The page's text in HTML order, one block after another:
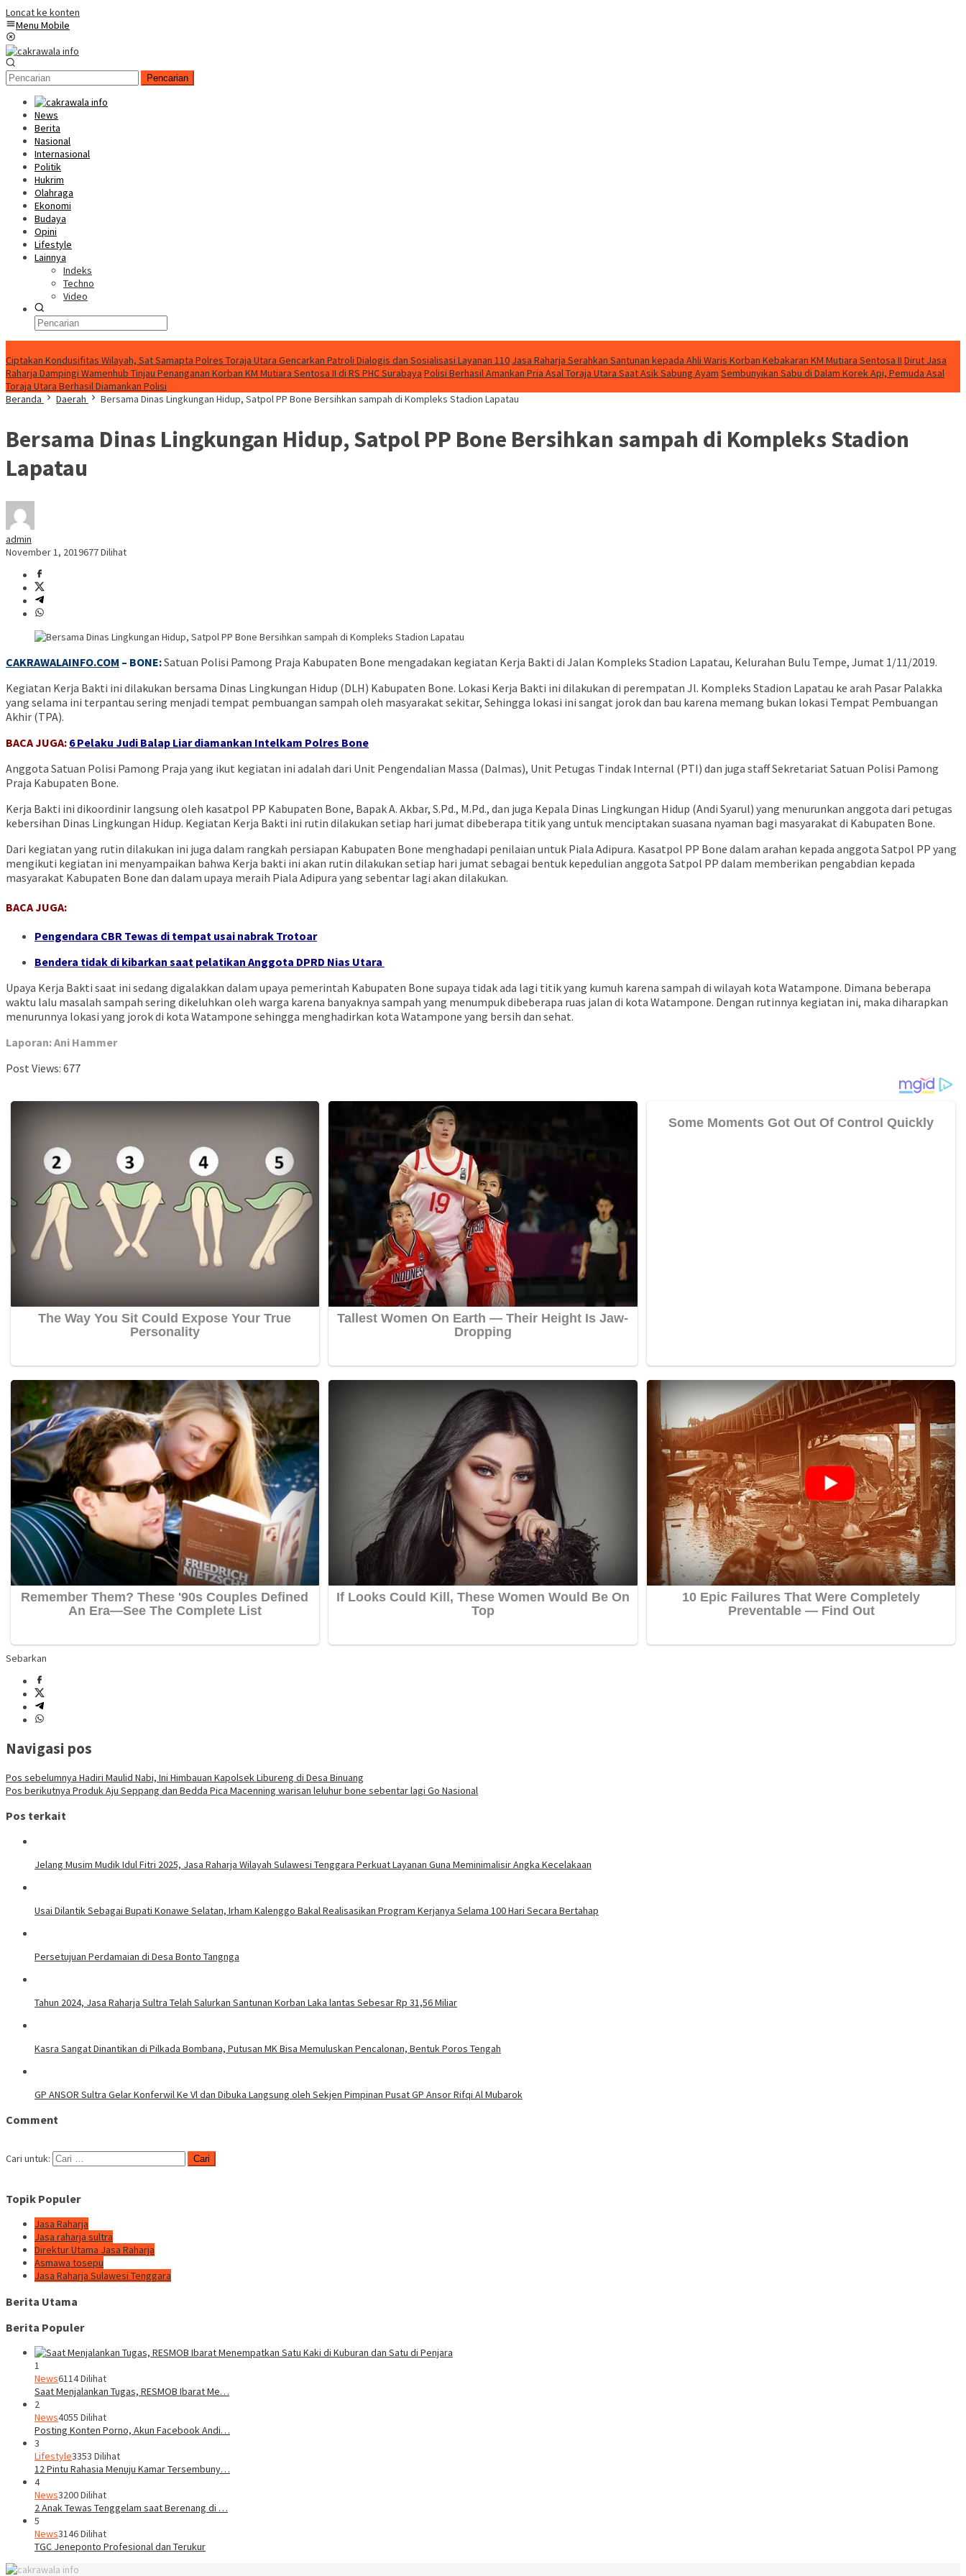
Loncat ke konten
Menu Mobile
Pencarian
News
Berita
Nasional
Internasional
Politik
Hukrim
Olahraga
Ekonomi
Budaya
Opini
Lifestyle
Lainnya
Indeks
Techno
Video
Ciptakan Kondusifitas Wilayah, Sat Samapta Polres Toraja Utara Gencarkan Patroli Dialogis dan Sosialisasi Layanan 110 Jasa Raharja Serahkan Santunan kepada Ahli Waris Korban Kebakaran KM Mutiara Sentosa II Dirut Jasa
Raharja Dampingi Wamenhub Tinjau Penanganan Korban KM Mutiara Sentosa II di RS PHC Surabaya Polisi Berhasil Amankan Pria Asal Toraja Utara Saat Asik Sabung Ayam Sembunyikan Sabu di Dalam Korek Api, Pemuda Asal
Toraja Utara Berhasil Diamankan Polisi
Beranda
Daerah Bersama Dinas Lingkungan Hidup, Satpol PP Bone Bersihkan sampah di Kompleks Stadion Lapatau
Bersama Dinas Lingkungan Hidup, Satpol PP Bone Bersihkan sampah di Kompleks Stadion
Lapatau
admin
November 1, 2019677 Dilihat
CAKRAWALAINFO.COM – BONE:Satuan Polisi Pamong Praja Kabupaten Bone mengadakan kegiatan Kerja Bakti di Jalan Kompleks Stadion Lapatau, Kelurahan Bulu Tempe, Jumat 1/11/2019.
Kegiatan Kerja Bakti ini dilakukan bersama Dinas Lingkungan Hidup (DLH) Kabupaten Bone. Lokasi Kerja Bakti ini dilakukan di perempatan Jl. Kompleks Stadion Lapatau ke arah Pasar Palakka
yang selama ini terpantau sering menjadi tempat pembuangan sampah oleh masyarakat sekitar, Sehingga lokasi ini sangat jorok dan bau karena memang bukan lokasi Tempat Pembuangan
Akhir (TPA).
BACA JUGA: 6 Pelaku Judi Balap Liar diamankan Intelkam Polres Bone
Anggota Satuan Polisi Pamong Praja yang ikut kegiatan ini adalah dari Unit Pengendalian Massa (Dalmas), Unit Petugas Tindak Internal (PTI) dan juga staff Sekretariat Satuan Polisi Pamong
Praja Kabupaten Bone.
Kerja Bakti ini dikoordinir langsung oleh kasatpol PP Kabupaten Bone, Bapak A. Akbar, S.Pd., M.Pd., dan juga Kepala Dinas Lingkungan Hidup (Andi Syarul) yang menurunkan anggota dari petugas
kebersihan Dinas Lingkungan Hidup. Kegiatan Kerja Bakti ini rutin dilakukan setiap hari jumat dibeberapa titik yang untuk menciptakan suasana nyaman bagi masyarakat di Kabupaten Bone.
Dari kegiatan yang rutin dilakukan ini juga dalam rangkah persiapan Kabupaten Bone menghadapi penilaian untuk Piala Adipura. Kasatpol PP Bone dalam arahan kepada anggota Satpol PP yang
mengikuti kegiatan ini menyampaikan bahwa Kerja bakti ini akan rutin dilakukan setiap hari jumat sebagai bentuk kepedulian anggota Satpol PP dalam memberikan pengabdian kepada
masyarakat Kabupaten Bone dan dalam upaya meraih Piala Adipura yang sebentar lagi akan dilakukan.
BACA JUGA:
Pengendara CBR Tewas di tempat usai nabrak Trotoar
Bendera tidak di kibarkan saat pelatikan Anggota DPRD Nias Utara
Upaya Kerja Bakti saat ini sedang digalakkan dalam upaya pemerintah Kabupaten Bone supaya tidak ada lagi titik yang kumuh karena sampah di wilayah kota Watampone. Dimana beberapa
waktu lalu masalah sampah sering dikeluhkan oleh warga karena banyaknya sampah yang menumpuk dibeberapa ruas jalan di kota Watampone. Dengan rutinnya kegiatan ini, maka diharapkan
menurunnya lokasi yang jorok di kota Watampone sehingga menghadirkan kota Watampone yang bersih dan sehat.
Laporan: Ani Hammer
Post Views: 677
Sebarkan
Navigasi pos
Pos sebelumnya Hadiri Maulid Nabi, Ini Himbauan Kapolsek Libureng di Desa Binuang
Pos berikutnya Produk Aju Seppang dan Bedda Pica Macenning warisan leluhur bone sebentar lagi Go Nasional
Pos terkait
Jelang Musim Mudik Idul Fitri 2025, Jasa Raharja Wilayah Sulawesi Tenggara Perkuat Layanan Guna Meminimalisir Angka Kecelakaan
Usai Dilantik Sebagai Bupati Konawe Selatan, Irham Kalenggo Bakal Realisasikan Program Kerjanya Selama 100 Hari Secara Bertahap
Persetujuan Perdamaian di Desa Bonto Tangnga
Tahun 2024, Jasa Raharja Sultra Telah Salurkan Santunan Korban Laka lantas Sebesar Rp 31,56 Miliar
Kasra Sangat Dinantikan di Pilkada Bombana, Putusan MK Bisa Memuluskan Pencalonan, Bentuk Poros Tengah
GP ANSOR Sultra Gelar Konferwil Ke Vl dan Dibuka Langsung oleh Sekjen Pimpinan Pusat GP Ansor Rifqi Al Mubarok
Comment
Cari untuk:
Topik Populer
Jasa Raharja
Jasa raharja sultra
Direktur Utama Jasa Raharja
Asmawa tosepu
Jasa Raharja Sulawesi Tenggara
Berita Utama
Berita Populer
1
News6114 Dilihat
Saat Menjalankan Tugas, RESMOB Ibarat Me…
2
News4055 Dilihat
Posting Konten Porno, Akun Facebook Andi…
3
Lifestyle3353 Dilihat
12 Pintu Rahasia Menuju Kamar Tersembuny…
4
News3200 Dilihat
2 Anak Tewas Tenggelam saat Berenang di …
5
News3146 Dilihat
TGC Jeneponto Profesional dan Terukur